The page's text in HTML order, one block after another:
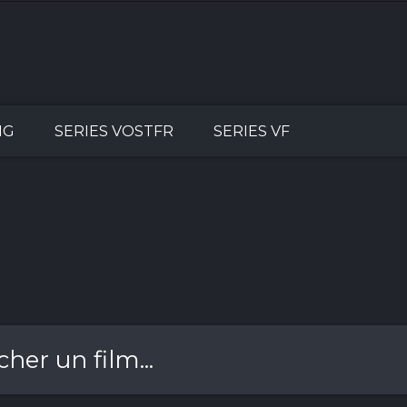
SERIES VOSTFR SERIES VF